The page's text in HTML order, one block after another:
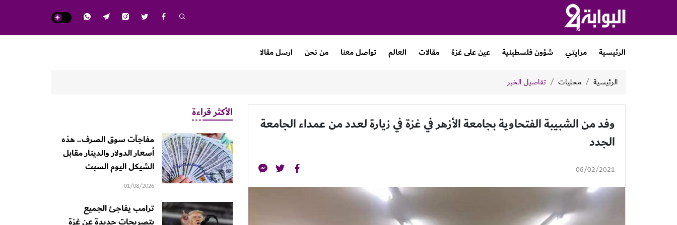
الرئيسية مرايتي شؤون فلسطينية عين على غزة مقالات العالم تواصل معنا من نحن ارسل مقالا
الرئيسية محليات تفاصيل الخبر
وفد من الشبيبة الفتحاوية بجامعة الأزهر في غزة في زيارة لعدد من عمداء الجامعة
الجدد
06/02/2021
الأكثر قراءة
مفاجآت سوق الصرف.. هذه
أسعار الدولار والدينار مقابل
الشيكل اليوم السبت
01/08/2026
ترامب يفاجئ الجميع
بتصريحات جديدة عن غزة